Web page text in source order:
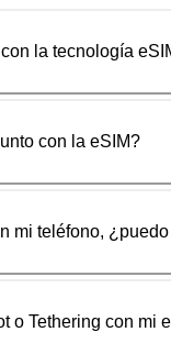
la tecnología
con la eSIM?
mi teléfono,
o Tethering con mi